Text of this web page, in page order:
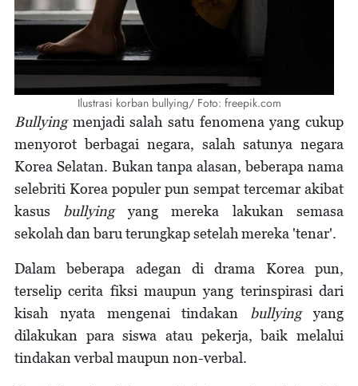
Ilustrasi korban bullying/ Foto: freepik.com
Bullyingmenjadi salah satu fenomena yang cukup
menyorot berbagai negara, salah satunya negara
Korea Selatan. Bukan tanpa alasan, beberapa nama
selebriti Korea populer pun sempat tercemar akibat
kasus bullyingyang mereka lakukan semasa
sekolah dan baru terungkap setelah mereka 'tenar'.
Dalam beberapa adegan di drama Korea pun,
terselip cerita fiksi maupun yang terinspirasi dari
kisah nyata mengenai tindakan bullyingyang
dilakukan para siswa atau pekerja, baik melalui
tindakan verbal maupun non-verbal.